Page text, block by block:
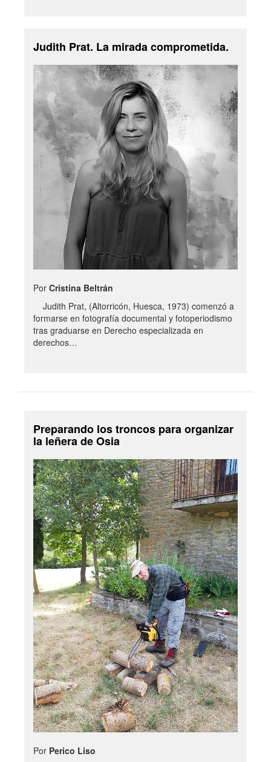
Judith Prat. La mirada comprometida.
Por Cristina Beltrán
Judith Prat, (Altorricón, Huesca, 1973) comenzó a
formarse en fotografía documental y fotoperiodismo
tras graduarse en Derecho especializada en
derechos…
Preparando los troncos para organizar
la leñera de Osia
Por Perico Liso